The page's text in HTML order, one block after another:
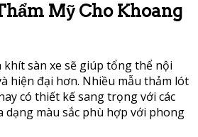
Mỹ Cho Khoang
sàn xe sẽ giúp tổng thể nội
hiện đại hơn. Nhiều mẫu thảm lót
có thiết kế sang trọng với các
dạng màu sắc phù hợp với phong